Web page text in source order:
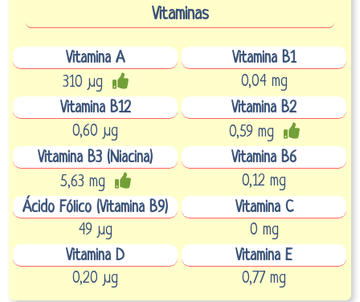
Vitaminas
Vitamina A
Vitamina B1
310 µg
0,04 mg
Vitamina B12
Vitamina B2
0,60 µg
0,59 mg
Vitamina B3 (Niacina)
Vitamina B6
5,63 mg
0,12 mg
Ácido Fólico (Vitamina B9)
Vitamina C
49 µg
0 mg
Vitamina D
Vitamina E
0,20 µg
0,77 mg